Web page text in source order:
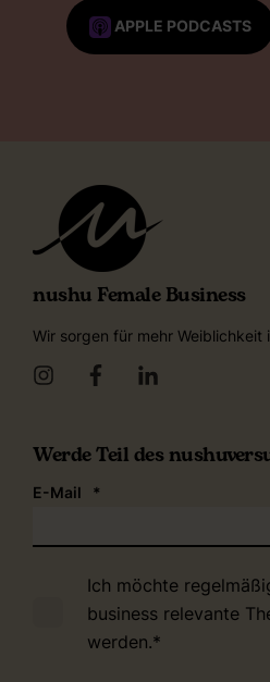
APPLE PODCASTS
nushu Female Business
Wir sorgen für mehr Weiblichkeit
Werde Teil des
E-Mail *
Ich möchte
business relevante
werden.*